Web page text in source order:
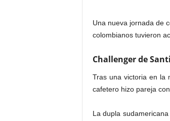
Una nueva jornada de
colombianos tuvieron
Challenger de
Tras una victoria en la
cafetero hizo pareja
La dupla